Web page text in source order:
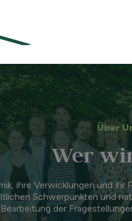
Über
Wer
ihre Verwicklungen und
Schwerpunkten und
Bearbeitung der